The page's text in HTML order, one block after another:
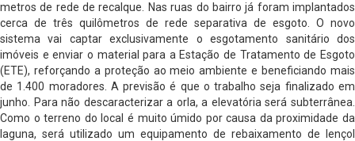
metros de rede de recalque. Nas ruas do bairro já foram implantados
cerca de três quilômetros de rede separativa de esgoto. O novo
sistema vai captar exclusivamente o esgotamento sanitário dos
imóveis e enviar o material para a Estação de Tratamento de Esgoto
(ETE), reforçando a proteção ao meio ambiente e beneficiando mais
de 1.400 moradores. A previsão é que o trabalho seja finalizado em
junho. Para não descaracterizar a orla, a elevatória será subterrânea.
Como o terreno do local é muito úmido por causa da proximidade da
laguna, será utilizado um equipamento de rebaixamento de lençol